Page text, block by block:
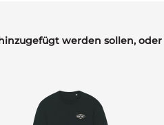
werden sollen, oder